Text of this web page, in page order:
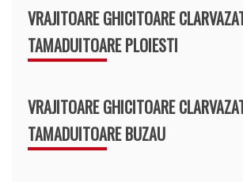
VRAJITOARE GHICITOARE
TAMADUITOARE PLOIESTI
VRAJITOARE GHICITOARE
TAMADUITOARE BUZAU